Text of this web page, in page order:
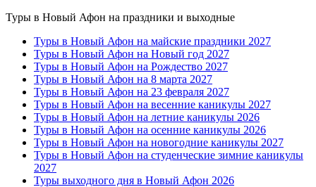
Туры в Новый Афон на праздники и выходные
Туры в Новый Афон на майские праздники 2027
Туры в Новый Афон на Новый год 2027
Туры в Новый Афон на Рождество 2027
Туры в Новый Афон на 8 марта 2027
Туры в Новый Афон на 23 февраля 2027
Туры в Новый Афон на весенние каникулы 2027
Туры в Новый Афон на летние каникулы 2026
Туры в Новый Афон на осенние каникулы 2026
Туры в Новый Афон на новогодние каникулы 2027
Туры в Новый Афон на студенческие зимние каникулы
2027
Туры выходного дня в Новый Афон 2026